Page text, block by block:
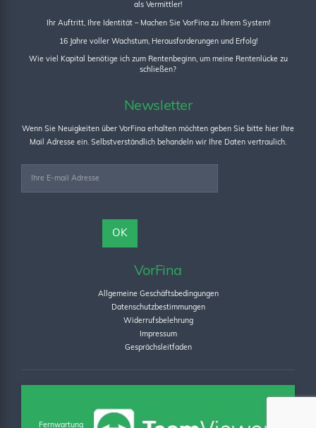
als Vermittler!
Ihr Auftritt, Ihre Identität – Machen Sie VorFina zu Ihrem System!
16 Jahre voller Wachstum, Herausforderungen und Erfolg!
Wie viel Kapital benötige ich zum Rentenbeginn, um meine Rentenlücke zu
schließen?
Newsletter
Wenn Sie Neuigkeiten über VorFina erhalten möchten geben Sie bitte hier Ihre
Mail Adresse ein. Selbstverständlich behandeln wir Ihre Daten vertraulich.
VorFina
Allgemeine Geschäftsbedingungen
Datenschutzbestimmungen
Widerrufsbelehrung
Impressum
Gesprächsleitfaden
Fernwartung